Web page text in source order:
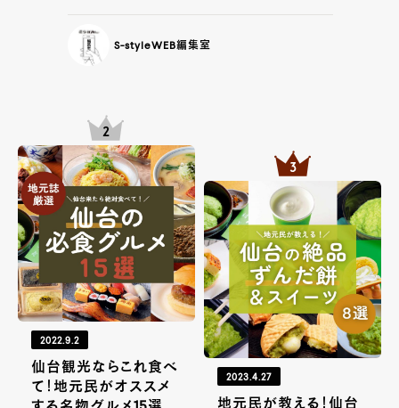
S-styleWEB編集室
2022.9.2
仙台観光ならこれ食べ
て！地元民がオススメ
2023.4.27
地元民が教える！仙台